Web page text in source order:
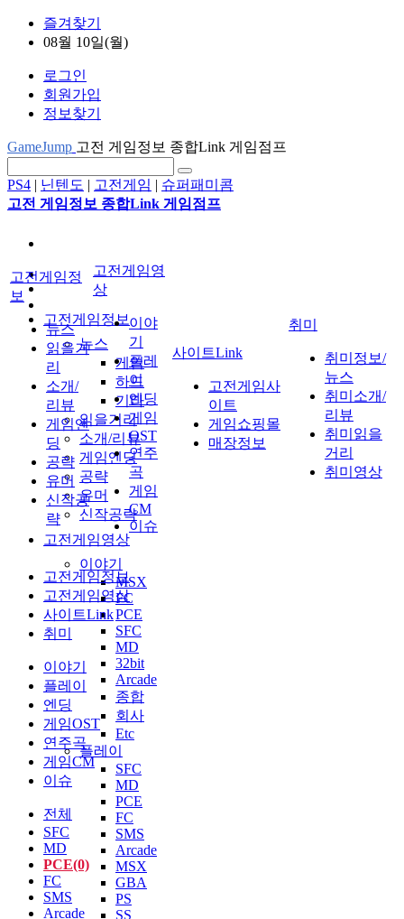
즐겨찾기
08월 10일(월)
로그인
회원가입
정보찾기
GameJump 고전 게임정보 종합Link 게임점프
PS4 | 닌텐도 | 고전게임 | 슈퍼패미콤
고전 게임정보 종합Link 게임점프
고전게임정보
뉴스
게임
하드
기타
읽을거리
소개/리뷰
게임엔딩
공략
유머
신작공략
고전게임영상
이야기
MSX
FC
PCE
SFC
MD
32bit
Arcade
종합
회사
Etc
플레이
SFC
MD
PCE
FC
SMS
Arcade
MSX
GBA
PS
SS
고전게임정
보
뉴스
읽을거
리
소개/
리뷰
게임엔
딩
공략
유머
신작공
략
고전게임영
상
이야
기
플레
이
엔딩
게임
OST
연주
곡
게임
CM
이슈
사이트Link
고전게임사
이트
게임쇼핑몰
매장정보
취미
취미정보/
뉴스
취미소개/
리뷰
취미읽을
거리
취미영상
고전게임정보
고전게임영상
사이트Link
취미
이야기
플레이
엔딩
게임OST
연주곡
게임CM
이슈
전체
SFC
MD
PCE(0)
FC
SMS
Arcade